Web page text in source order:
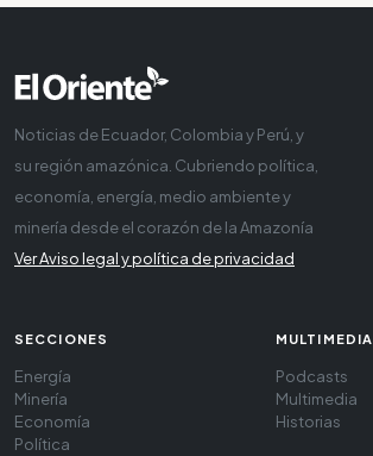
Noticias de Ecuador, Colombia y Perú, y
su región amazónica. Cubriendo política,
economía, energía, medio ambiente y
minería desde el corazón de la Amazonía
Ver Aviso legal y política de privacidad
SECCIONES
Energía
Minería
Economía
Política
MULTIMEDIA
Podcasts
Multimedia
Historias